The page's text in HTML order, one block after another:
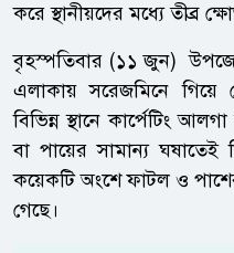
করে স্থানীয়দের মধ্যে তীব্র
বৃহস্পতিবার (১১ জুন)
এলাকায় সরেজমিনে গিয়ে
বিভিন্ন স্থানে কার্পেটিং
বা পায়ের সামান্য
কয়েকটি অংশে ফাটল ও
গেছে।